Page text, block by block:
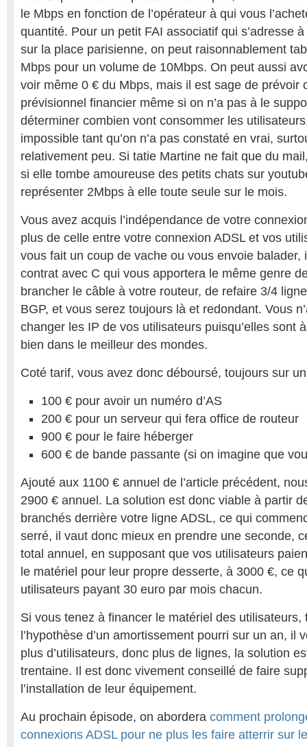
le Mbps en fonction de l’opérateur à qui vous
quantité. Pour un petit FAI associatif qui s’adresse
sur la place parisienne, on peut raisonnablement
Mbps pour un volume de 10Mbps. On peut aussi
voir même 0 € du Mbps, mais il est sage de prévoir
prévisionnel financier même si on n’a pas à le
déterminer combien vont consommer les
impossible tant qu’on n’a pas constaté en vrai,
relativement peu. Si tatie Martine ne fait que du
si elle tombe amoureuse des petits chats sur
représenter 2Mbps à elle toute seule sur le mois.
Vous avez acquis l’indépendance de votre
plus de celle entre votre connexion ADSL et vos
vous fait un coup de vache ou vous envoie balader,
contrat avec C qui vous apportera le même genre
brancher le câble à votre routeur, de refaire 3/4
BGP, et vous serez toujours là et redondant. Vous
changer les IP de vos utilisateurs puisqu’elles sont
bien dans le meilleur des mondes.
Coté tarif, vous avez donc déboursé, toujours sur
100 € pour avoir un numéro d’AS
200 € pour un serveur qui fera office de routeur
900 € pour le faire héberger
600 € de bande passante (si on imagine que
Ajouté aux 1100 € annuel de l’article précédent,
2900 € annuel. La solution est donc viable à partir
branchés derrière votre ligne ADSL, ce qui
serré, il vaut donc mieux en prendre une seconde,
total annuel, en supposant que vos utilisateurs
le matériel pour leur propre desserte, à 3000 €, ce
utilisateurs payant 30 euro par mois chacun.
Si vous tenez à financer le matériel des utilisateurs,
l’hypothèse d’un amortissement pourri sur un an, il
plus d’utilisateurs, donc plus de lignes, la solution
trentaine. Il est donc vivement conseillé de faire
l’installation de leur équipement.
Au prochain épisode, on abordera comment
connexions ADSL pour ne plus les faire atterrir sur